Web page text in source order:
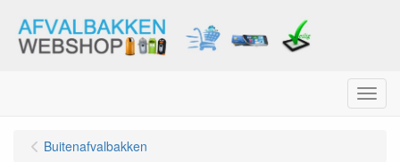
Menu
Buitenafvalbakken